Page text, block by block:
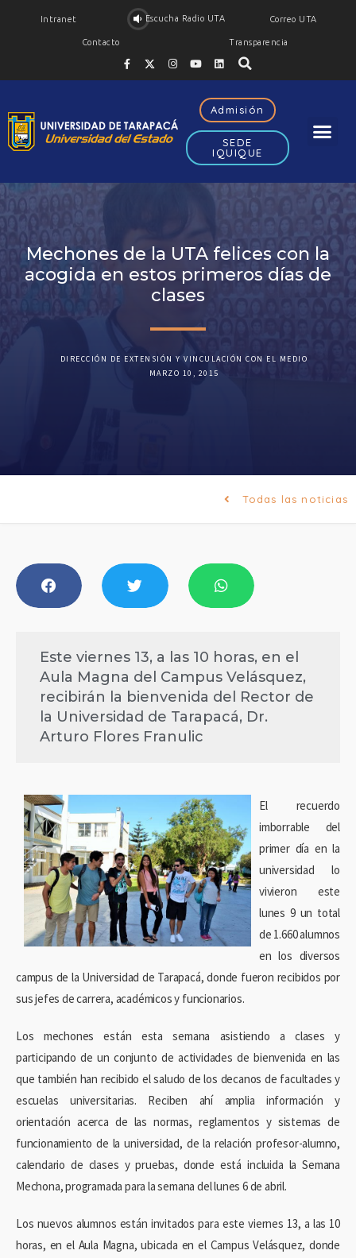
Intranet Escucha Radio UTA Correo UTA
Contacto Transparencia
Admisión
SEDE
IQUIQUE
Mechones de la UTA felices con la
acogida en estos primeros días de
clases
DIRECCIÓN DE EXTENSIÓN Y VINCULACIÓN CON EL MEDIO
MARZO 10, 2015
Todas las noticias
Este viernes 13, a las 10 horas, en el
Aula Magna del Campus Velásquez,
recibirán la bienvenida del Rector de
la Universidad de Tarapacá, Dr.
Arturo Flores Franulic
El recuerdo
imborrable del
primer día en la
universidad lo
vivieron este
lunes 9 un total
de 1.660 alumnos
en los diversos
campus de la Universidad de Tarapacá, donde fueron recibidos por
sus jefes de carrera, académicos y funcionarios.
Los mechones están esta semana asistiendo a clases y
participando de un conjunto de actividades de bienvenida en las
que también han recibido el saludo de los decanos de facultades y
escuelas universitarias. Reciben ahí amplia información y
orientación acerca de las normas, reglamentos y sistemas de
funcionamiento de la universidad, de la relación profesor-alumno,
calendario de clases y pruebas, donde está incluida la Semana
Mechona, programada para la semana del lunes 6 de abril.
Los nuevos alumnos están invitados para este viernes 13, a las 10
horas, en el Aula Magna, ubicada en el Campus Velásquez, donde